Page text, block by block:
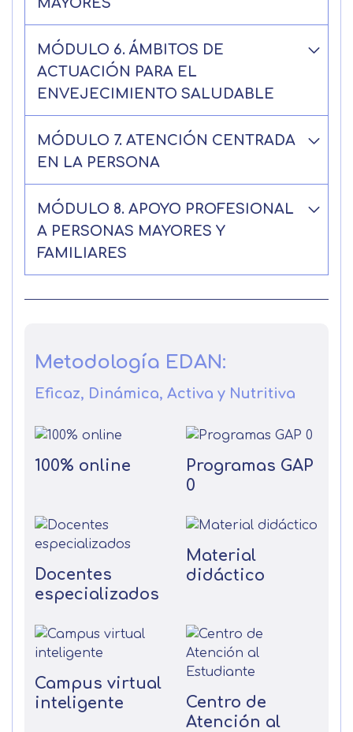
MAYORES
MÓDULO 6. ÁMBITOS DE
ACTUACIÓN PARA EL
ENVEJECIMIENTO SALUDABLE
MÓDULO 7. ATENCIÓN CENTRADA
EN LA PERSONA
MÓDULO 8. APOYO PROFESIONAL
A PERSONAS MAYORES Y
FAMILIARES
Metodología EDAN:
Eficaz, Dinámica, Activa y Nutritiva
100% online
Programas GAP
0
Docentes
especializados
Material
didáctico
Campus virtual
inteligente
Centro de
Atención al